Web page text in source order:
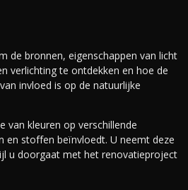
de bronnen, eigenschappen van licht
verlichting te ontdekken en hoe de
invloed is op de natuurlijke
van kleuren op verschillende
en stoffen beïnvloedt. U neemt deze
u doorgaat met het renovatieproject